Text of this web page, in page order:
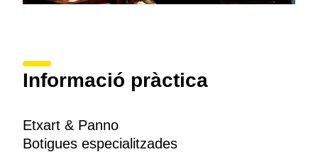
Informació pràctica
Etxart & Panno
Botigues especialitzades